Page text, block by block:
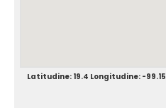
Latitudine: 19.4 Longitudine: -99.15